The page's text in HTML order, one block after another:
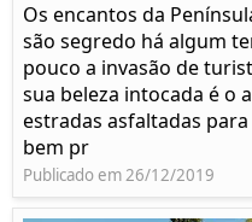
Os encantos da
são segredo há algum
pouco a invasão de
sua beleza intocada é o
estradas asfaltadas
bem pr
Publicado em 26/12/2019